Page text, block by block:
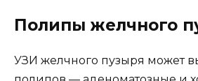
Полипы желчного
УЗИ желчного пузыря может